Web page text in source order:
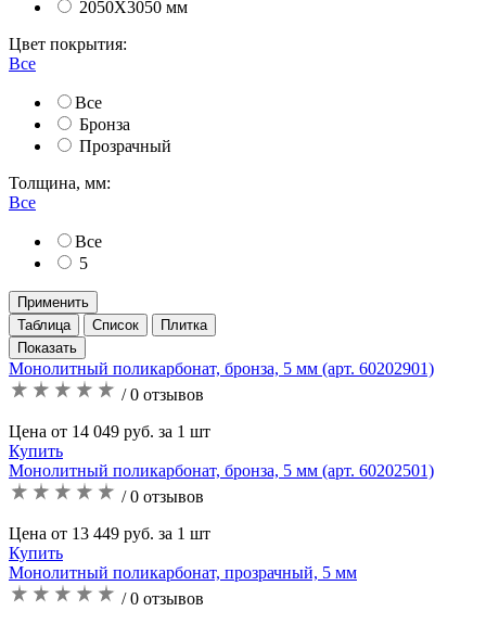
2050Х3050 мм
Цвет покрытия:
Все
Все
Бронза
Прозрачный
Толщина, мм:
Все
Все
5
Применить
Таблица
Список Плитка
Монолитный поликарбонат, бронза, 5 мм (арт. 60202901)
/ 0 отзывов
Цена от 14 049 руб. за 1 шт
Купить
Монолитный поликарбонат, бронза, 5 мм (арт. 60202501)
/ 0 отзывов
Цена от 13 449 руб. за 1 шт
Купить
Монолитный поликарбонат, прозрачный, 5 мм
/ 0 отзывов